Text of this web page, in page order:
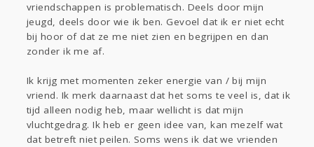
vriendschappen is problematisch. Deels door mijn
jeugd, deels door wie ik ben. Gevoel dat ik er niet echt
bij hoor of dat ze me niet zien en begrijpen en dan
zonder ik me af.
Ik krijg met momenten zeker energie van / bij mijn
vriend. Ik merk daarnaast dat het soms te veel is, dat ik
tijd alleen nodig heb, maar wellicht is dat mijn
vluchtgedrag. Ik heb er geen idee van, kan mezelf wat
dat betreft niet peilen. Soms wens ik dat we vrienden